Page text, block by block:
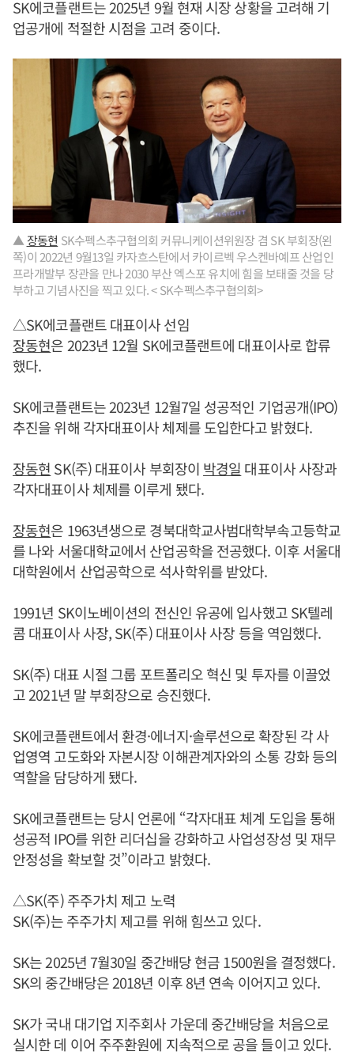
SK에코플랜트는 2025년 9월 현재 시장 상황을 고려해 기
업공개에 적절한 시점을 고려 중이다.
▲ 장동현 SK수펙스추구협의회 커뮤니케이션위원장 겸 SK 부회장(왼
쪽)이 2022년 9월13일 카자흐스탄에서 카이르벡 우스켄바예프 산업인
프라개발부 장관을 만나 2030 부산 엑스포 유치에 힘을 보태줄 것을 당
부하고 기념사진을 찍고 있다. < SK수펙스추구협의회>
△SK에코플랜트 대표이사 선임
장동현은 2023년 12월 SK에코플랜트에 대표이사로 합류
했다.
SK에코플랜트는 2023년 12월7일 성공적인 기업공개(IPO)
추진을 위해 각자대표이사 체제를 도입한다고 밝혔다.
장동현 SK(주) 대표이사 부회장이 박경일 대표이사 사장과
각자대표이사 체제를 이루게 됐다.
장동현은 1963년생으로 경북대학교사범대학부속고등학교
를 나와 서울대학교에서 산업공학을 전공했다. 이후 서울대
대학원에서 산업공학으로 석사학위를 받았다.
1991년 SK이노베이션의 전신인 유공에 입사했고 SK텔레
콤 대표이사 사장, SK(주) 대표이사 사장 등을 역임했다.
SK(주) 대표 시절 그룹 포트폴리오 혁신 및 투자를 이끌었
고 2021년 말 부회장으로 승진했다.
SK에코플랜트에서 환경·에너지·솔루션으로 확장된 각 사
업영역 고도화와 자본시장 이해관계자와의 소통 강화 등의
역할을 담당하게 됐다.
SK에코플랜트는 당시 언론에 “각자대표 체계 도입을 통해
성공적 IPO를 위한 리더십을 강화하고 사업성장성 및 재무
안정성을 확보할 것”이라고 밝혔다.
△SK(주) 주주가치 제고 노력
SK(주)는 주주가치 제고를 위해 힘쓰고 있다.
SK는 2025년 7월30일 중간배당 현금 1500원을 결정했다.
SK의 중간배당은 2018년 이후 8년 연속 이어지고 있다.
SK가 국내 대기업 지주회사 가운데 중간배당을 처음으로
실시한 데 이어 주주환원에 지속적으로 공을 들이고 있다.